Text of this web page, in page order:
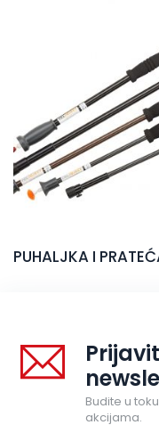
PUHALJKA I
Budite u
akcijama.